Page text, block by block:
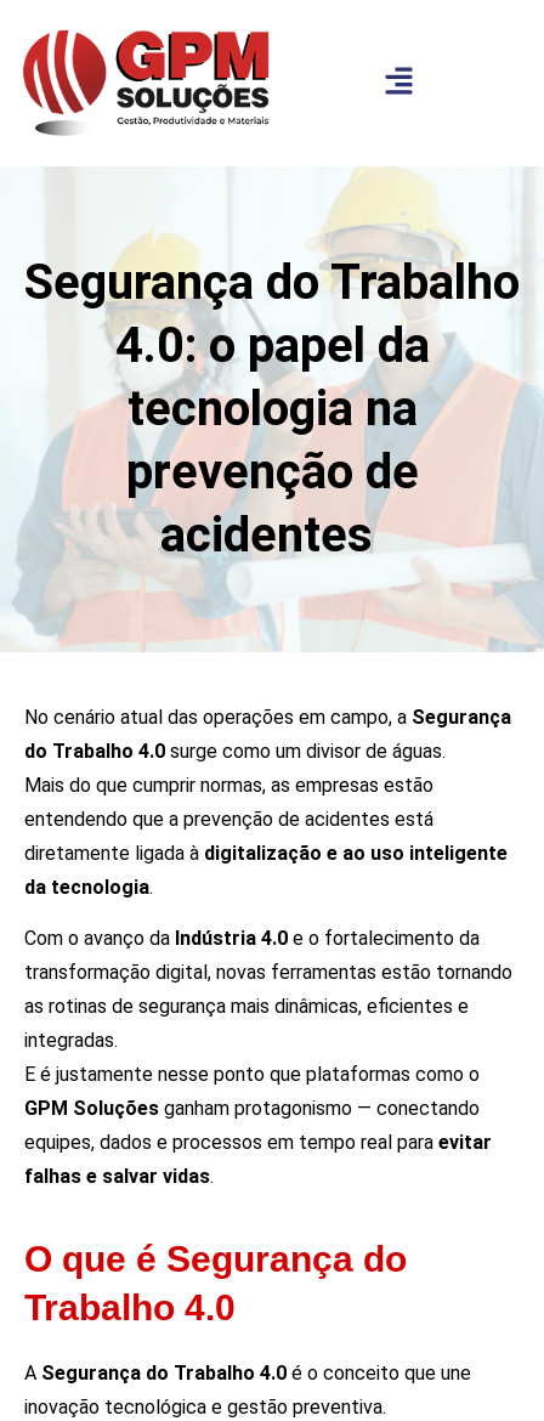
Segurança do Trabalho
4.0: o papel da
tecnologia na
prevenção de
acidentes
No cenário atual das operações em campo, a Segurança
do Trabalho 4.0 surge como um divisor de águas.
Mais do que cumprir normas, as empresas estão
entendendo que a prevenção de acidentes está
diretamente ligada à digitalização e ao uso inteligente
da tecnologia.
Com o avanço da Indústria 4.0 e o fortalecimento da
transformação digital, novas ferramentas estão tornando
as rotinas de segurança mais dinâmicas, eficientes e
integradas.
E é justamente nesse ponto que plataformas como o
GPM Soluções ganham protagonismo — conectando
equipes, dados e processos em tempo real para evitar
falhas e salvar vidas.
O que é Segurança do
Trabalho 4.0
A Segurança do Trabalho 4.0 é o conceito que une
inovação tecnológica e gestão preventiva.